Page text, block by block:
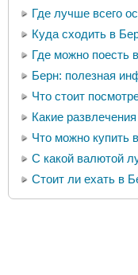
Где лучше всего
Куда сходить в
Где можно поесть
Берн: полезная
Что стоит
Какие
Что можно купить
С какой валютой
Стоит ли ехать в